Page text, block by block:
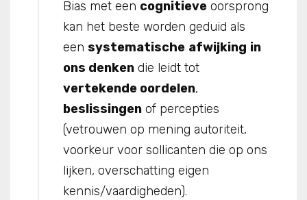
Bias met een cognitieve oorsprong
kan het beste worden geduid als
een systematische afwijking in
ons denken die leidt tot
vertekende oordelen,
beslissingen of percepties
(vetrouwen op mening autoriteit,
voorkeur voor sollicanten die op ons
lijken, overschatting eigen
kennis/vaardigheden).